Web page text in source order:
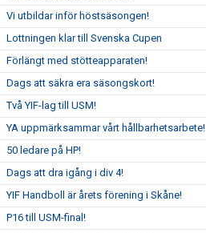
Vi utbildar inför höstsäsongen!
Lottningen klar till Svenska Cupen
Förlängt med stötteapparaten!
Dags att säkra era säsongskort!
Två YIF-lag till USM!
YA uppmärksammar vårt hållbarhetsarbete!
50 ledare på HP!
Dags att dra igång i div 4!
YIF Handboll är årets förening i Skåne!
P16 till USM-final!